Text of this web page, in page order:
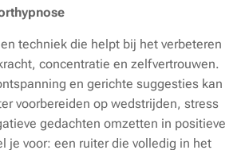
techniek die helpt bij het verbeteren
concentratie en zelfvertrouwen.
en gerichte suggesties kan
voorbereiden op wedstrijden, stress
gedachten omzetten in positieve
je voor: een ruiter die volledig in het